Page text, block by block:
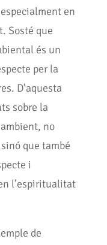
en
Sosté que
és un
per la
D’aquesta
sobre la
no
que també
i
l’espiritualitat
de